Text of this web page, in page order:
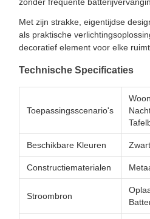
Met zijn strakke, eigentijdse
als praktische
decoratief element voor elke
Technische Specificaties
Toepassingsscenario's
Beschikbare Kleuren
Constructiematerialen
Stroombron